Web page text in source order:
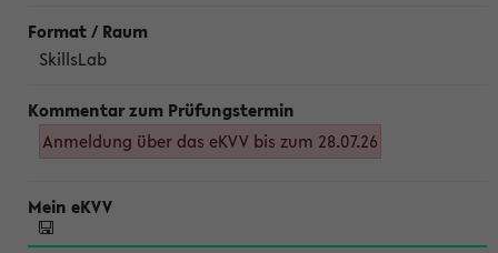
SkillsLab
Anmeldung über das eKVV bis zum 28.07.26